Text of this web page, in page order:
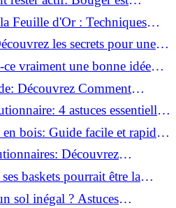
Feuille d'Or : Techniques
Réussir!les secrets pour une
vraiment une bonne idée
Découvrez Comment
de Béton Cellulaire!
4 astuces essentielles
bien-être!
bois: Guide facile et rapide
Découvrez
transforment la
baskets pourrait être la
sol inégal ? Astuces